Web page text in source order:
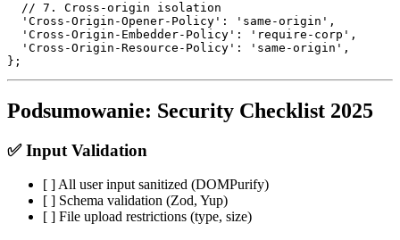
  // 7. Cross-origin isolation
  'Cross-Origin-Opener-Policy': 'same-origin',
  'Cross-Origin-Embedder-Policy': 'require-corp',
  'Cross-Origin-Resource-Policy': 'same-origin',
Podsumowanie: Security Checklist 2025
✅ Input Validation
[ ] All user input sanitized (DOMPurify)
[ ] Schema validation (Zod, Yup)
[ ] File upload restrictions (type, size)